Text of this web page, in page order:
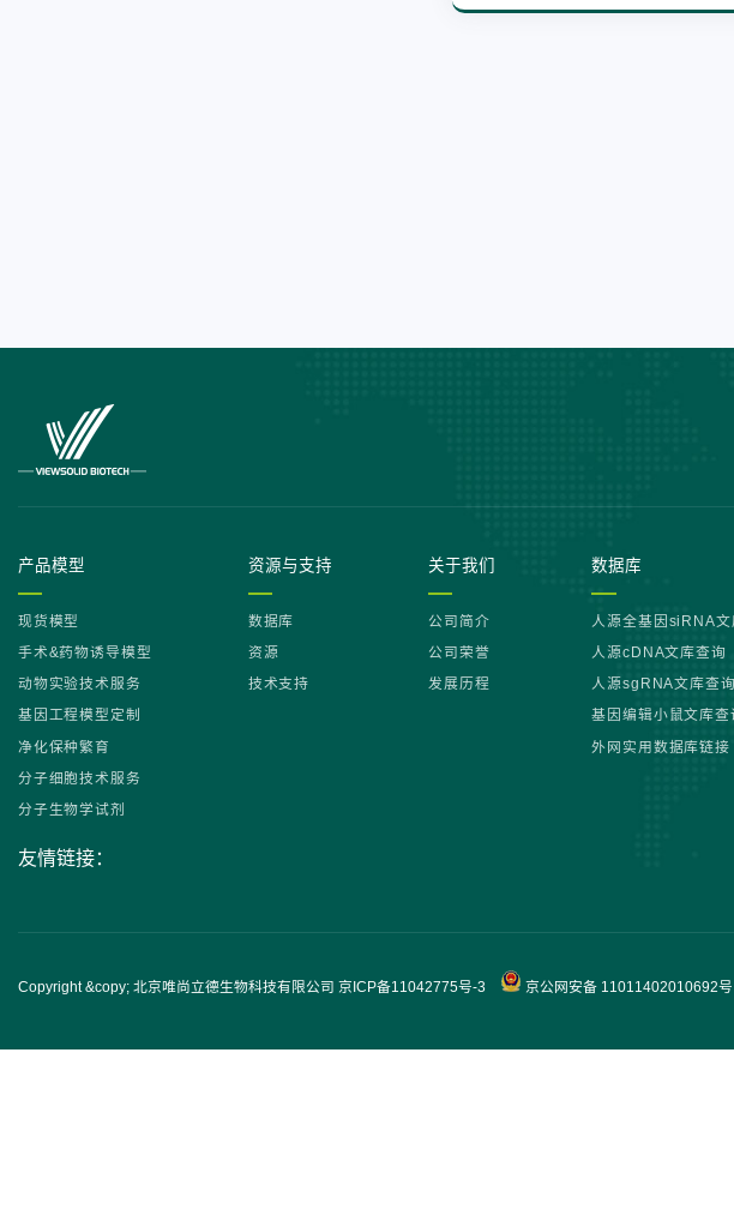
产品模型
现货模型
手术&药物诱导模型
动物实验技术服务
基因工程模型定制
净化保种繁育
分子细胞技术服务
分子生物学试剂
资源与支持
数据库
资源
技术支持
关于我们
公司简介
公司荣誉
发展历程
数据库
人源全基因siRNA文
人源cDNA文库查询
人源sgRNA文库查询
基因编辑小鼠文库查
外网实用数据库链接
友情链接：
Copyright &copy; 北京唯尚立德生物科技有限公司 京ICP备11042775号-3 京公网安备 11011402010692号